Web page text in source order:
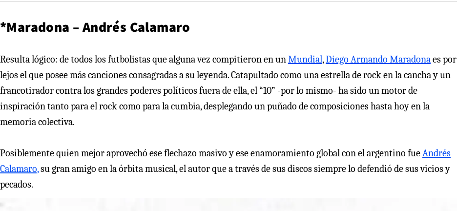
*Maradona – Andrés Calamaro
Resulta lógico: de todos los futbolistas que alguna vez compitieron en unMundial,Diego Armando Maradonaes por
lejos el que posee más canciones consagradas a su leyenda. Catapultado como una estrella de rock en la cancha y un
francotirador contra los grandes poderes políticos fuera de ella, el “10” -por lo mismo- ha sido un motor de
inspiración tanto para el rock como para la cumbia, desplegando un puñado de composiciones hasta hoy en la
memoria colectiva.
Posiblemente quien mejor aprovechó ese flechazo masivo y ese enamoramiento global con el argentino fueAndrés
Calamaro,su gran amigo en la órbita musical, el autor que a través de sus discos siempre lo defendió de sus vicios y
pecados.